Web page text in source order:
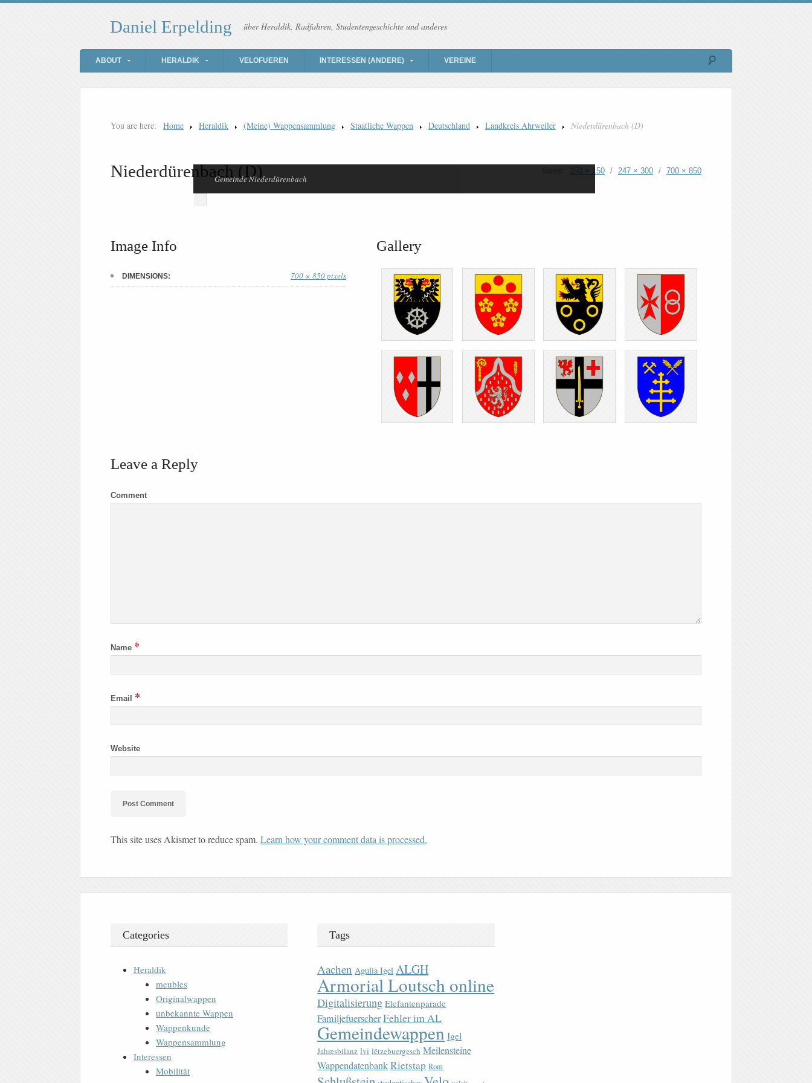
Daniel Erpelding über Heraldik, Radfahren, Studentengeschichte und anderes
ABOUT HERALDIK VELOFUEREN INTERESSEN (ANDERE) VEREINE
You are here: Home Heraldik (Meine) Wappensammlung Staatliche Wappen Deutschland Landkreis Ahrweiler Niederdürenbach (D)
Niederdürenbach (D) 150 × 150 / 247 × 300 / 700 × 850
Gemeinde Niederdürenbach
Image Info
DIMENSIONS: 700 × 850 pixels
Gallery
Leave a Reply
Comment
Name *
Email *
Website
This site uses Akismet to reduce spam. Learn how your comment data is processed.
Categories
Heraldik
meubles
Originalwappen
unbekannte Wappen
Wappenkunde
Wappensammlung
Interessen
Mobilität
Tags
Aachen Agulia Igel ALGH
Armorial Loutsch online
Digitalisierung Elefantenparade
FamiljefuerscherFehler im AL
Gemeindewappen Igel
Jahresbilanz lvi lëtzebuergesch Meilensteine
WappendatenbankRietstap Rom